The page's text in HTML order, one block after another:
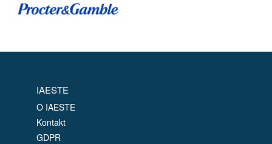
IAESTE
O IAESTE
Kontakt
GDPR